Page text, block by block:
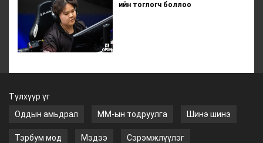
ийн тоглогч боллоо
Түлхүүр үг
Оддын амьдрал
ММ-ын тодруулга Шинэ шинэ
Тэрбум мод Мэдээ Сэрэмжлүүлэг